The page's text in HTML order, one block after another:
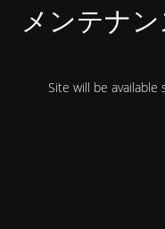
メンテナ
Site will be available